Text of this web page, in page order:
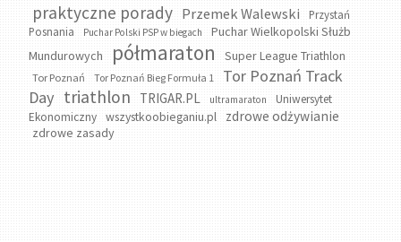
praktyczne porady Przemek Walewski
Przystań
Posnania
Puchar Polski PSP w biegach
Puchar Wielkopolski Służb
Mundurowych
półmaraton Super League Triathlon
Tor Poznań Tor Poznań Bieg Formuła 1
Tor Poznań Track
Day triathlon TRIGAR.PL ultramaraton
Uniwersytet
Ekonomiczny
wszystkoobieganiu.pl zdrowe odżywianie
zdrowe zasady